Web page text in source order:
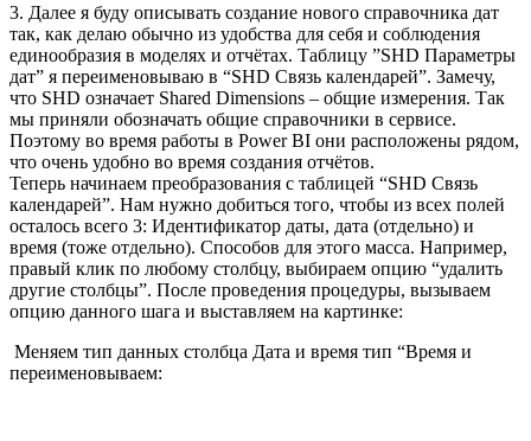
3. Далее я буду описывать создание нового справочника дат
так, как делаю обычно из удобства для себя и соблюдения
единообразия в моделях и отчётах. Таблицу ”SHD Параметры
дат” я переименовываю в “SHD Связь календарей”. Замечу,
что SHD означает Shared Dimensions – общие измерения. Так
мы приняли обозначать общие справочники в сервисе.
Поэтому во время работы в Power BI они расположены рядом,
что очень удобно во время создания отчётов.
Теперь начинаем преобразования с таблицей “SHD Связь
календарей”. Нам нужно добиться того, чтобы из всех полей
осталось всего 3: Идентификатор даты, дата (отдельно) и
время (тоже отдельно). Способов для этого масса. Например,
правый клик по любому столбцу, выбираем опцию “удалить
другие столбцы”. После проведения процедуры, вызываем
опцию данного шага и выставляем на картинке:
Меняем тип данных столбца Дата и время тип “Время и
переименовываем: